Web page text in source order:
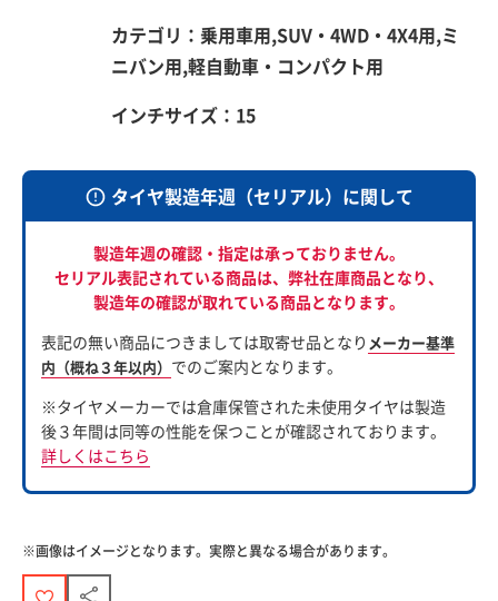
カテゴリ：乗用車用,SUV・4WD・4X4用,ミ
ニバン用,軽自動車・コンパクト用
インチサイズ：15
タイヤ製造年週（セリアル）に関して
製造年週の確認・指定は承っておりません。
セリアル表記されている商品は、 弊社在庫商品となり、
製造年の確認が取れている商品となります。
表記の無い商品につきましては取寄せ品となり メーカー基準
内（概ね３年以内） でのご案内となります。
※タイヤメーカーでは倉庫保管された未使用タイヤは製造
後３年間は同等の性能を保つことが確認されております。
詳しくはこちら
※画像はイメージとなります。実際と異なる場合があります。